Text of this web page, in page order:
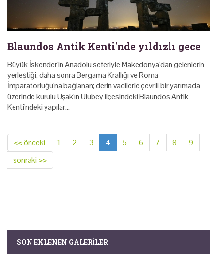
Blaundos Antik Kenti'nde yıldızlı gece
Büyük İskender'in Anadolu seferiyle Makedonya'dan gelenlerin
yerleştiği, daha sonra Bergama Krallığı ve Roma
İmparatorluğu'na bağlanan; derin vadilerle çevrili bir yarımada
üzerinde kurulu Uşak'ın Ulubey ilçesindeki Blaundos Antik
Kenti'ndeki yapılar…
<< önceki 1 2 3 4 5 6 7 8
9
sonraki >>
SON EKLENEN GALERILER